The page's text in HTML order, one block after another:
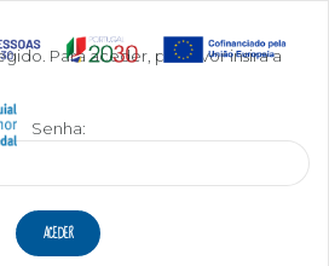
Para aceder, por favor insira a
Senha: